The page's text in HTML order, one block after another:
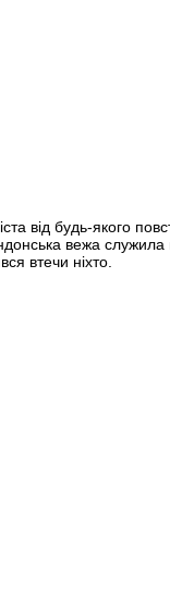
від будь-якого
вежа
втечи ніхто.